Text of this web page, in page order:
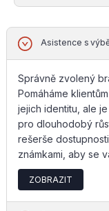
Asistence s
Správně zvolený
Pomáháme
jejich identitu, ale
pro dlouhodobý
rešerše
známkami, aby se
ZOBRAZIT